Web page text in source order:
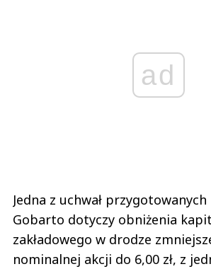
ad
Jedna z uchwał przygotowanych
Gobarto dotyczy obniżenia
zakładowego w drodze
nominalnej akcji do 6,00 zł, z